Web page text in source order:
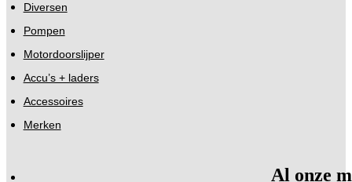
Diversen
Pompen
Motordoorslijper
Accu’s + laders
Accessoires
Merken
Al onze